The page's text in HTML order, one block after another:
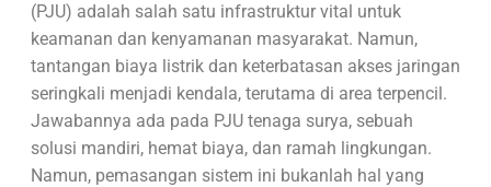
(PJU) adalah salah satu infrastruktur vital untuk
keamanan dan kenyamanan masyarakat. Namun,
tantangan biaya listrik dan keterbatasan akses jaringan
seringkali menjadi kendala, terutama di area terpencil.
Jawabannya ada pada PJU tenaga surya, sebuah
solusi mandiri, hemat biaya, dan ramah lingkungan.
Namun, pemasangan sistem ini bukanlah hal yang